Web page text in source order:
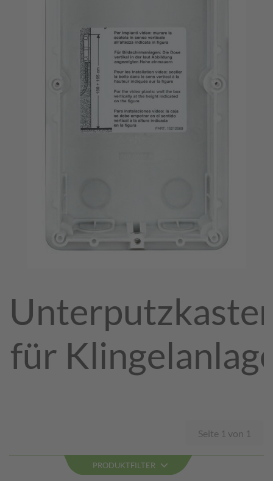
für
Seite 1 von 1
PRODUKTFILTER